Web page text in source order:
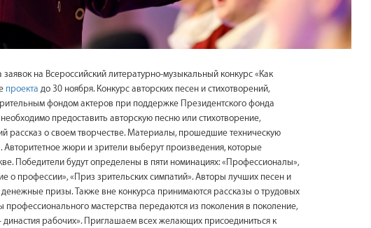
на Всероссийский литературно-музыкальный конкурс «Как
проекта до 30 ноября. Конкурс авторских песен и стихотворений,
фондом актеров при поддержке Президентского фонда
предоставить авторскую песню или стихотворение,
рассказ о своем творчестве. Материалы, прошедшие техническую
Авторитетное жюри и зрители выберут произведения, которые
Победители будут определены в пяти номинациях: «Профессионалы»,
о профессии», «Приз зрительских симпатий». Авторы лучших песен и
призы. Также вне конкурса принимаются рассказы о трудовых
профессионального мастерства передаются из поколения в поколение,
рабочих». Приглашаем всех желающих присоединиться к